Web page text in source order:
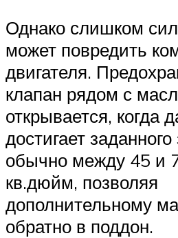
Однако слишком
может повредить
двигателя.
клапан рядом с
открывается, когда
достигает
обычно между 45 и
кв.дюйм, позволяя
дополнительному
обратно в поддон.